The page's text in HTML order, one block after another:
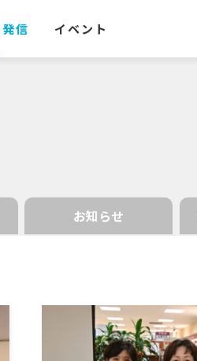
発信 イベント
お知らせ